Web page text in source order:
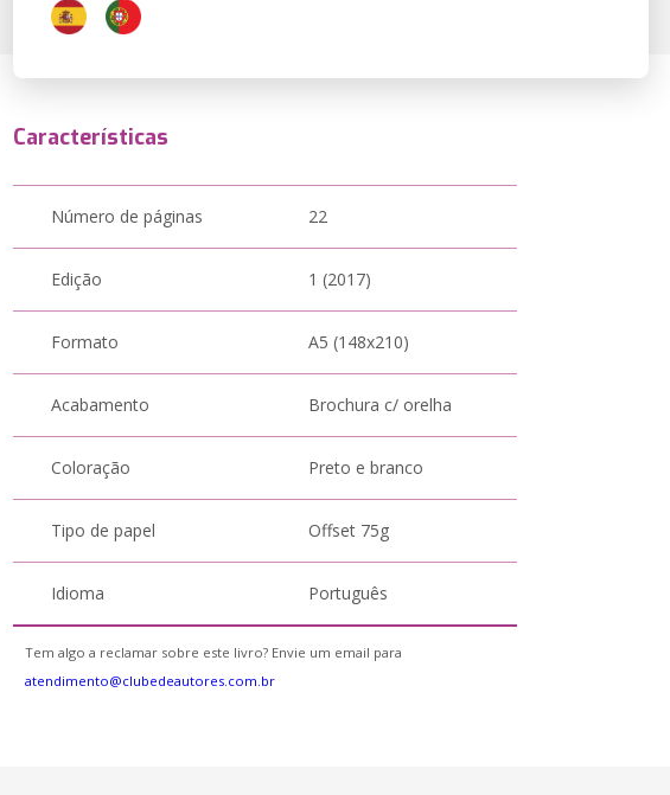
Características
Número de páginas 22
Edição 1 (2017)
Formato A5 (148x210)
Acabamento Brochura c/ orelha
Coloração Preto e branco
Tipo de papel Offset 75g
Idioma Português
Tem algo a reclamar sobre este livro? Envie um email para
atendimento@clubedeautores.com.br